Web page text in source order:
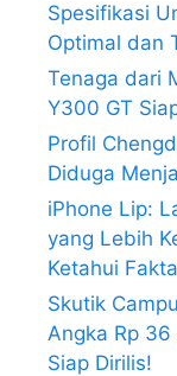
Spesifikasi
Optimal dan
Tenaga dari
Y300 GT
Profil
Diduga
iPhone Lip:
yang Lebih
Ketahui
Skutik
Angka Rp
Siap Dirilis!